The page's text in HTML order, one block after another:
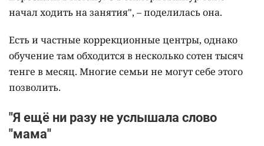
начал ходить на занятия", – поделилась она.
Есть и частные коррекционные центры, однако
обучение там обходится в несколько сотен тысяч
тенге в месяц. Многие семьи не могут себе этого
позволить.
"Я ещё ни разу не услышала слово
"мама"